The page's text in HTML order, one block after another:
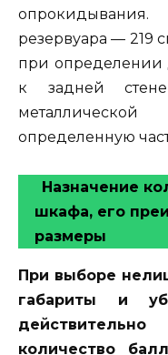
резервуара — 219
при определении
к задней
металлической
определенную
Назначение
шкафа, его
размеры
При выборе
габариты и
количество